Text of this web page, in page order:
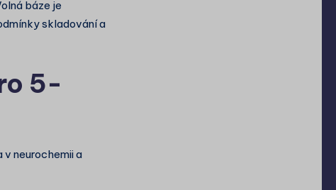
báze je
skladování a
5-
neurochemii a